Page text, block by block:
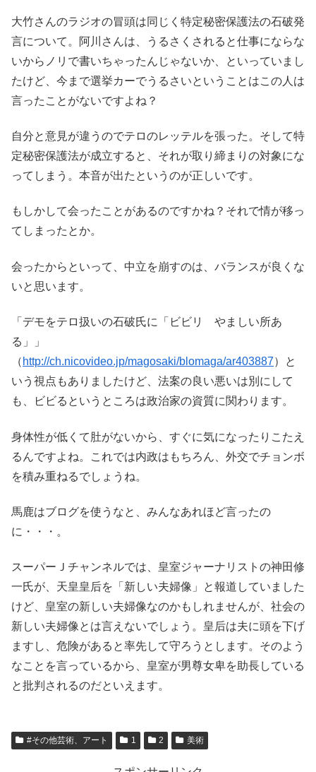
大竹さんのラジオの冒頭は同じく特定秘密保護法の石破発
言について。阿川さんは、うるさくされると仕事にならな
いからノリで書いちゃったんじゃないか、といっていまし
たけど、今まで選挙カーでうるさいということはこの人は
言ったことがないですよね？
自分と意見が違うのでテロのレッテルを張った。そして特
定秘密保護法が成立すると、それが取り締まりの対象にな
ってしまう。本音が出たというのが正しいです。
もしかして会ったことがあるのですかね？それで情が移っ
てしまったとか。
会ったからといって、中立を崩すのは、バランスが良くな
いと思います。
「デモをテロ扱いの石破氏に「ビビリ やましい所あ
る」」
（ http://ch.nicovideo.jp/magosaki/blomaga/ar403887）と
いう視点もありましたけど、法案の良い悪いは別にして
も、ビビるというところは政治家の資質に関わります。
身体性が低くて肚がないから、すぐに気になったりこたえ
るんですよね。これでは内政はもちろん、外交でチョンボ
を積み重ねるでしょうね。
馬鹿はブログを使うなと、みんなあれほど言ったの
に・・・。
スーパーＪチャンネルでは、皇室ジャーナリストの神田修
一氏が、天皇皇后を「新しい夫婦像」と報道していました
けど、皇室の新しい夫婦像なのかもしれませんが、社会の
新しい夫婦像とは言えないでしょう。皇后は夫に頭を下げ
ますし、危険があると率先して守ろうとします。そのよう
なことを言っているから、皇室が男尊女卑を助長している
と批判されるのだといえます。
#その他芸術、アート 1 2 美術